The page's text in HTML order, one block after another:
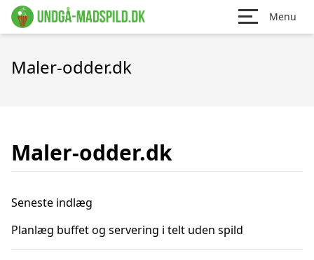
Menu
Maler-odder.dk
Maler-odder.dk
Seneste indlæg
Planlæg buffet og servering i telt uden spild